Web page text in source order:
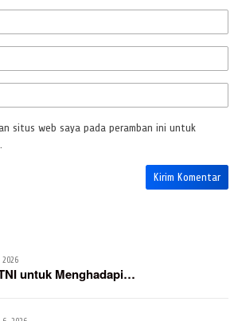
situs web saya pada peramban ini untuk
untuk Menghadapi…